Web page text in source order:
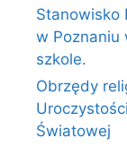
Stanowisko
w Poznaniu
szkole.
Obrzędy
Światowej